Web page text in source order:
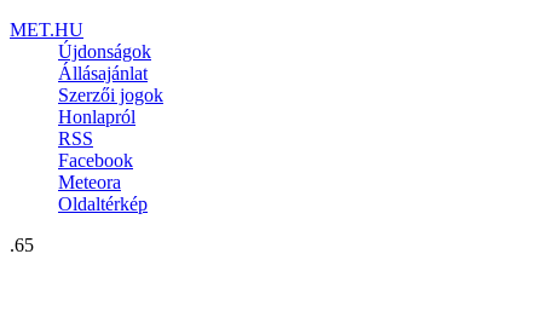
MET.HU
Újdonságok
Állásajánlat
Szerzői jogok
Honlapról
RSS
Facebook
Meteora
Oldaltérkép
.65